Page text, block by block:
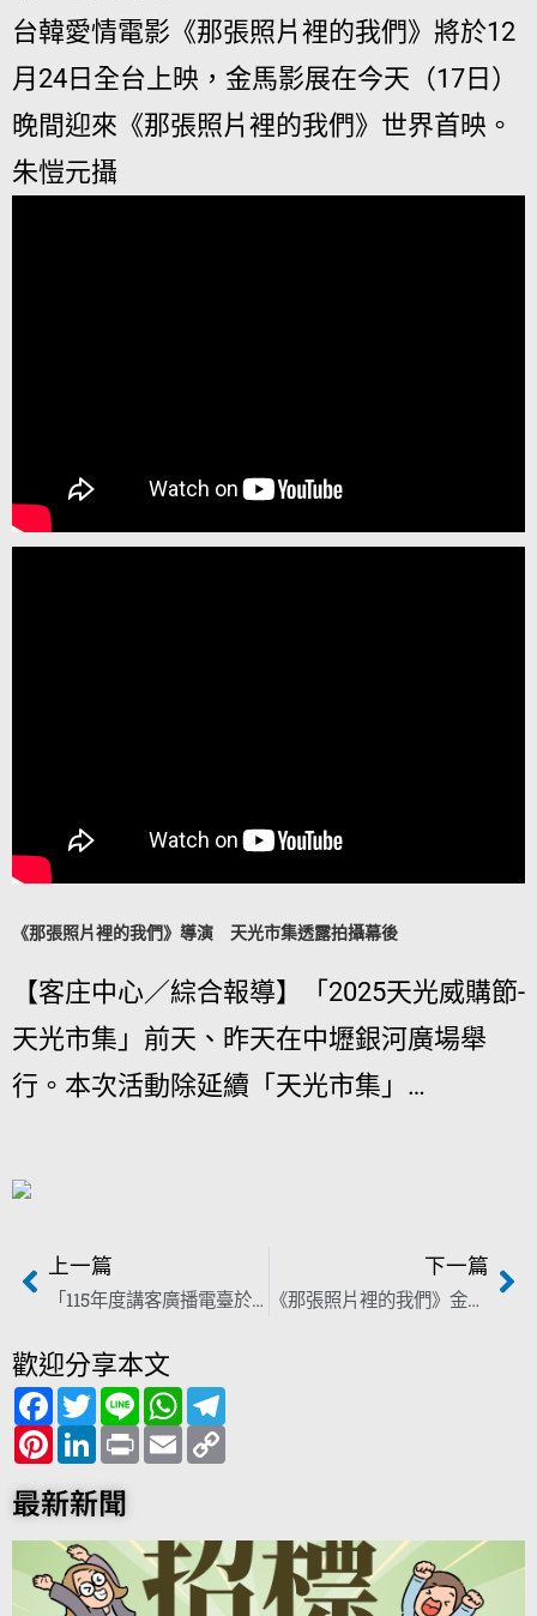
台韓愛情電影《那張照片裡的我們》將於12
月24日全台上映，金馬影展在今天（17日）
晚間迎來《那張照片裡的我們》世界首映。
朱愷元攝
《那張照片裡的我們》導演 天光市集透露拍攝幕後
【客庄中心／綜合報導】「2025天光威購節-
天光市集」前天、昨天在中壢銀河廣場舉
行。本次活動除延續「天光市集」…
上一篇
「115年度講客廣播電臺於臺北都會區域節目錄製」勞務採購案招標資訊公告
下一篇
《那張照片裡的我們》金馬首映奪第二名 李沐苦學客語、宋柏緯誇振永「帥到讓人錯亂」
歡迎分享本文
F
a
c
e
b
o
o
T
w
i
t
t
e
r
L
i
n
e
W
h
a
t
s
P
i
n
t
e
e
s
t
L
i
n
k
e
I
n
P
r
i
E
m
a
n
k
最新新聞